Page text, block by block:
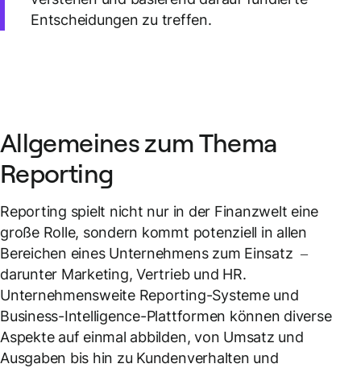
Entscheidungen zu treffen.
Allgemeines zum Thema
Reporting
Reporting spielt nicht nur in der Finanzwelt eine
große Rolle, sondern kommt potenziell in allen
Bereichen eines Unternehmens zum Einsatz –
darunter Marketing, Vertrieb und HR.
Unternehmensweite Reporting-Systeme und
Business-Intelligence-Plattformen können diverse
Aspekte auf einmal abbilden, von Umsatz und
Ausgaben bis hin zu Kundenverhalten und